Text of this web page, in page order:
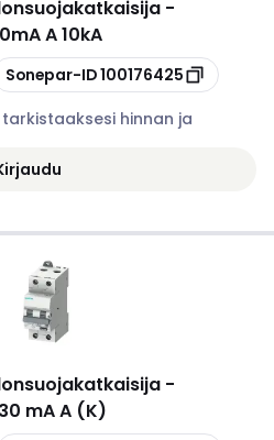
-
A 10kA
Sonepar-ID100176425
hinnan ja
-
mA A (K)